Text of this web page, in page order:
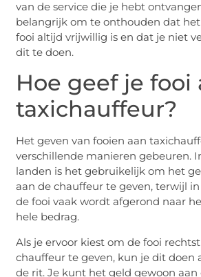
van de service die je hebt
belangrijk om te onthouden dat
fooi altijd vrijwillig is en dat je niet
dit te doen.
Hoe geef je fooi
taxichauffeur?
Het geven van fooien aan
verschillende manieren gebeuren.
landen is het gebruikelijk om het
aan de chauffeur te geven, terwijl
de fooi vaak wordt afgerond naar
hele bedrag.
Als je ervoor kiest om de fooi
chauffeur te geven, kun je dit doen
de rit. Je kunt het geld gewoon